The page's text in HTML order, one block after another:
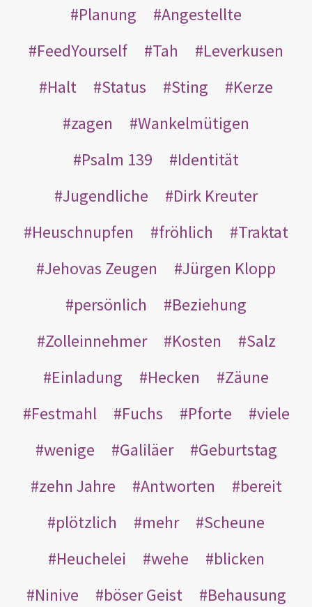
Planung
Angestellte
FeedYourself
Tah
Leverkusen
Halt
Status Sting
Kerze
zagen
Wankelmütigen
Psalm 139
Identität
Jugendliche
Dirk Kreuter
Heuschnupfen
fröhlich
Traktat
Jehovas Zeugen
Jürgen Klopp
persönlich
Beziehung
Zolleinnehmer
Kosten
Salz
Einladung
Hecken
Zäune
Festmahl
Fuchs Pforte
viele
wenige
Galiläer
Geburtstag
zehn Jahre
Antworten
bereit
plötzlich
mehr
Scheune
Heuchelei
wehe
blicken
Ninive
böser Geist
Behausung